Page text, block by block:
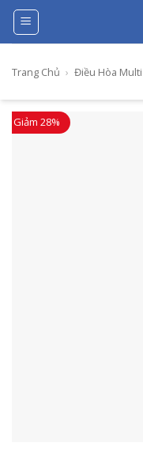
Skip
content
Trang Chủ › Điều Hòa Multi
Giảm 28%